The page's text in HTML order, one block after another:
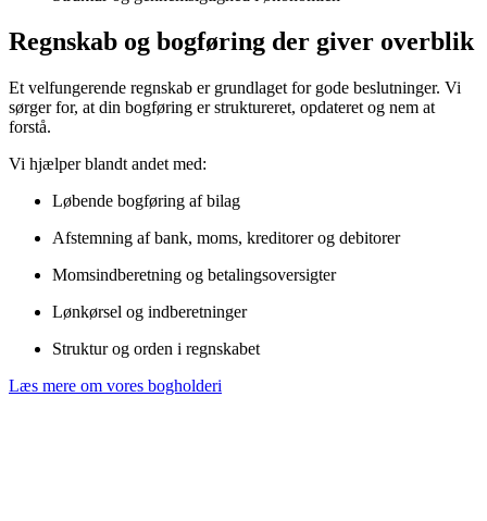
Regnskab og bogføring der giver overblik
Et velfungerende regnskab er grundlaget for gode beslutninger. Vi
sørger for, at din bogføring er struktureret, opdateret og nem at
forstå.
Vi hjælper blandt andet med:
Løbende bogføring af bilag
Afstemning af bank, moms, kreditorer og debitorer
Momsindberetning og betalingsoversigter
Lønkørsel og indberetninger
Struktur og orden i regnskabet
Læs mere om vores bogholderi